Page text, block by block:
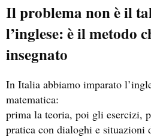
Il problema non è il
l’inglese: è il metodo
insegnato
In Italia abbiamo imparato
matematica:
prima la teoria, poi gli esercizi,
pratica con dialoghi e situazioni